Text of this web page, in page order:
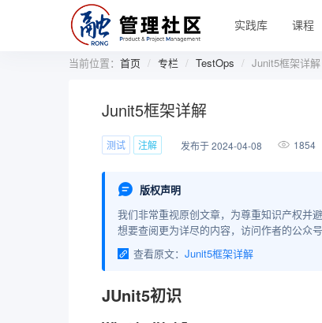
实践库 课程
当前位置： 首页 专栏 TestOps Junit5框架详解
Junit5框架详解
测试 注解 发布于 2024-04-08 1854
版权声明
我们非常重视原创文章，为尊重知识产权并
想要查阅更为详尽的内容，访问作者的公众
查看原文： Junit5框架详解
JUnit5初识